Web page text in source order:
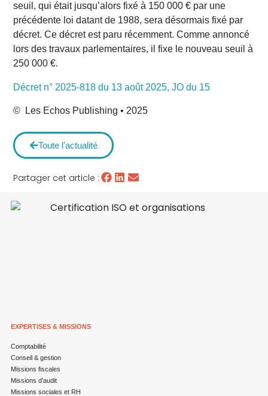
seuil, qui était jusqu’alors fixé à 150 000 € par une
précédente loi datant de 1988, sera désormais fixé par
décret. Ce décret est paru récemment. Comme annoncé
lors des travaux parlementaires, il fixe le nouveau seuil à
250 000 €.
Décret n° 2025-818 du 13 août 2025, JO du 15
© Les Echos Publishing • 2025
Toute l'actualité
Partager cet article :
EXPERTISES & MISSIONS
Comptabilité
Conseil & gestion
Missions fiscales
Missions d’audit
Missions sociales et RH